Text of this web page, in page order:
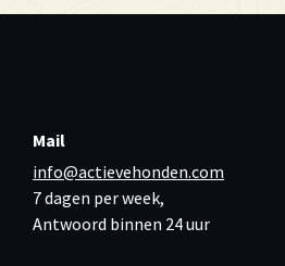
Mail
info@actievehonden.com
7 dagen per week,
Antwoord binnen 24 uur